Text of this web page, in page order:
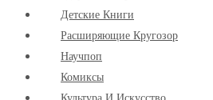
Детские Книги
Расширяющие Кругозор
Научпоп
Комиксы